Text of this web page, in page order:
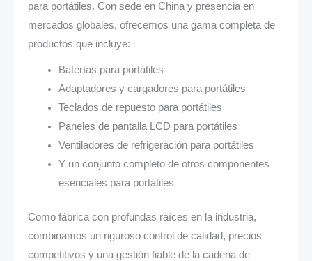
para portátiles. Con sede en China y presencia en
mercados globales, ofrecemos una gama completa de
productos que incluye:
Baterías para portátiles
Adaptadores y cargadores para portátiles
Teclados de repuesto para portátiles
Paneles de pantalla LCD para portátiles
Ventiladores de refrigeración para portátiles
Y un conjunto completo de otros componentes
esenciales para portátiles
Como fábrica con profundas raíces en la industria,
combinamos un riguroso control de calidad, precios
competitivos y una gestión fiable de la cadena de